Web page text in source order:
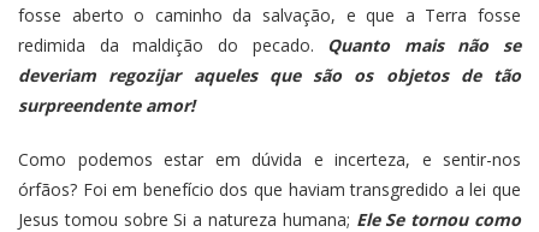
fosse aberto o caminho da salvação, e que a Terra fosse
redimida da maldição do pecado. Quanto mais não se
deveriam regozijar aqueles que são os objetos de tão
surpreendente amor!
Como podemos estar em dúvida e incerteza, e sentir-nos
órfãos? Foi em benefício dos que haviam transgredido a lei que
Jesus tomou sobre Si a natureza humana; Ele Se tornou como